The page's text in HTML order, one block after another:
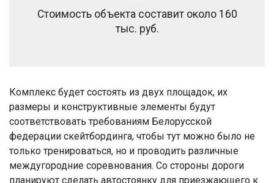
Стоимость объекта составит около 160
тыс. руб.
Комплекс будет состоять из двух площадок, их
размеры и конструктивные элементы будут
соответствовать требованиям Белорусской
федерации скейтбординга, чтобы тут можно было не
только тренироваться, но и проводить различные
междугородние соревнования. Со стороны дороги
планируют сделать автостоянку для приезжающего к